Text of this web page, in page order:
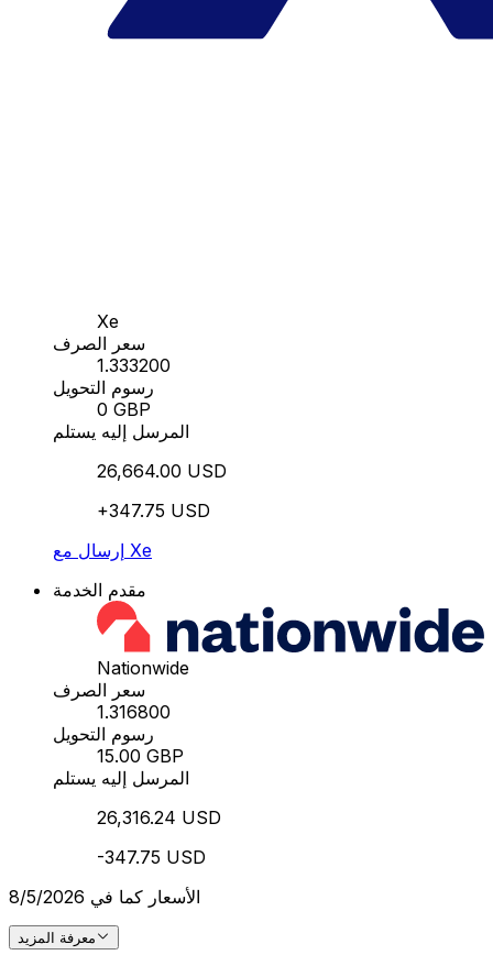
Xe
سعر الصرف
1.333200
رسوم التحويل
0 GBP
المرسل إليه يستلم
26,664.00 USD
+347.75 USD
إرسال مع Xe
مقدم الخدمة
Nationwide
سعر الصرف
1.316800
رسوم التحويل
15.00 GBP
المرسل إليه يستلم
26,316.24 USD
-347.75 USD
الأسعار كما في 8/5/2026
معرفة المزيد